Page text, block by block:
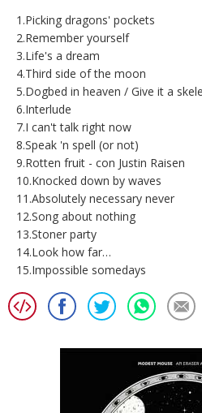
1.Picking dragons' pockets
2.Remember yourself
3.Life's a dream
4.Third side of the moon
5.Dogbed in heaven / Give it a
6.Interlude
7.I can't talk right now
8.Speak 'n spell (or not)
9.Rotten fruit - con Justin Raisen
10.Knocked down by waves
11.Absolutely necessary never
12.Song about nothing
13.Stoner party
14.Look how far…
15.Impossible somedays